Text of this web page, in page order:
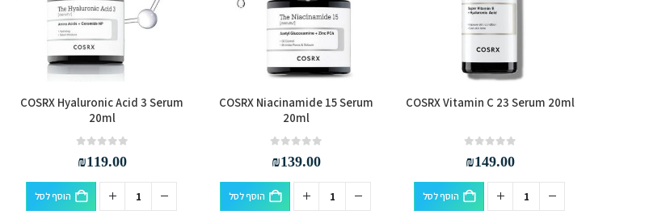
COSRX Vitamin C 23 Serum 20ml
₪149.00
הוסף לסל
COSRX Niacinamide 15 Serum
20ml
₪139.00
הוסף לסל
COSRX Hyaluronic Acid 3 Serum
20ml
₪119.00
הוסף לסל